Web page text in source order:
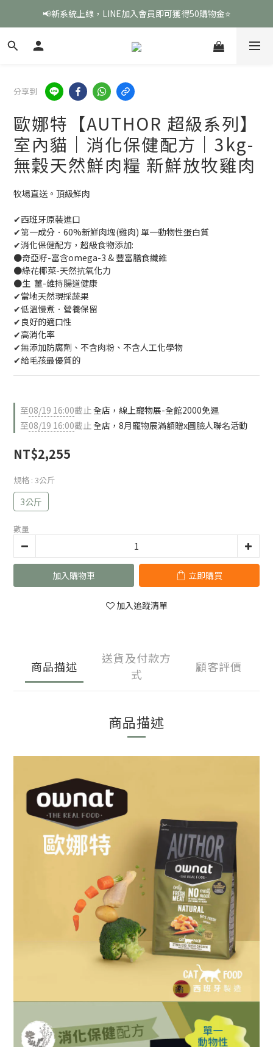
📢新系統上線，LINE加入會員即可獲得50購物金⭐
分享到
歐娜特【AUTHOR 超級系列】
室內貓｜消化保健配方｜3kg-
無穀天然鮮肉糧 新鮮放牧雞肉
牧場直送。頂級鮮肉
✔西班牙原裝進口
✔第一成分．60%新鮮肉塊(雞肉) 單一動物性蛋白質
✔消化保健配方，超級食物添加:
●奇亞籽-富含omega-3 & 豐富膳食纖維
●綠花椰菜-天然抗氧化力
●生  薑-維持腸道健康
✔當地天然現採蔬果
✔低溫慢煮．營養保留
✔良好的適口性
✔高消化率
✔無添加防腐劑、不含肉粉、不含人工化學物
✔給毛孩最優質的
至08/19 16:00截止全店，線上寵物展-全館2000免運
至08/19 16:00截止全店，8月寵物展滿額贈x圓臉人聯名活動
NT$2,255
規格 : 3公斤
3公斤
數量
加入購物車 立即購買
加入追蹤清單
商品描述
送貨及付款方
式
顧客評價
商品描述